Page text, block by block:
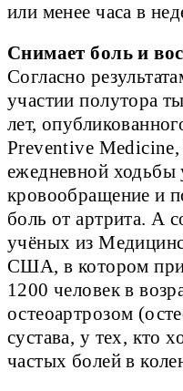
или менее часа в
Снимает боль и
Согласно
участии полутора
лет,
Preventive Medicine,
ежедневной
кровообращение и
боль от артрита. А
учёных из
США, в котором
1200 человек в
остеоартрозом
сустава, у тех, кто
частых болей в